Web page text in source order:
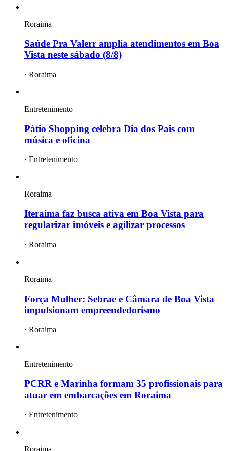
Roraima
Saúde Pra Valerr amplia atendimentos em Boa
Vista neste sábado (8/8)
· Roraima
Entretenimento
Pátio Shopping celebra Dia dos Pais com
música e oficina
· Entretenimento
Roraima
Iteraima faz busca ativa em Boa Vista para
regularizar imóveis e agilizar processos
· Roraima
Roraima
Força Mulher: Sebrae e Câmara de Boa Vista
impulsionam empreendedorismo
· Roraima
Entretenimento
PCRR e Marinha formam 35 profissionais para
atuar em embarcações em Roraima
· Entretenimento
Roraima